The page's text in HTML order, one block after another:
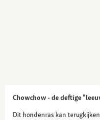
Chowchow - de deftige
Dit hondenras kan